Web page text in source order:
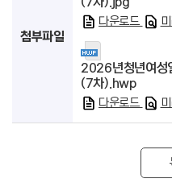
첨부파일
다운로드
2026년청년여성
(7차).hwp
다운로드